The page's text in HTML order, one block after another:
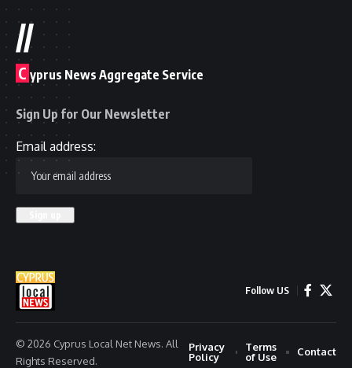
//
C yprus News Aggregate Service
Sign Up for Our Newsletter
Email address:
Follow US
© 2026 Cyprus Local Net News. All
Rights Reserved.
Privacy
Policy
Terms
of Use
Contact